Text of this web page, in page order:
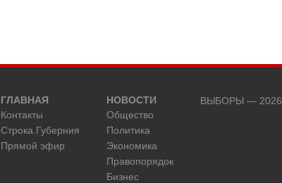
ГЛАВНАЯ
Контакты
Строка.Губерния
Прямой эфир
НОВОСТИ
Общество
Политика
Экономика
Правопорядок
Бизнес
ВЫБОРЫ — 2026